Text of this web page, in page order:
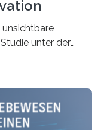
unter der
Bremen –
und den globalen
Überblicksstudie